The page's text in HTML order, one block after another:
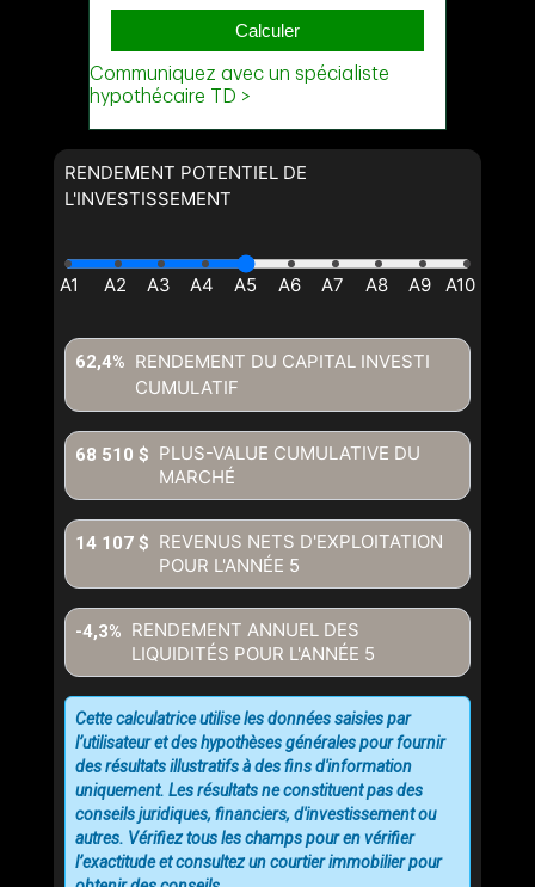
Téléphone
Message
En cliquant sur le bouton « soumettre », vous consentez à nos
communiquer avec vous.
RENDEMENT POTENTIEL DE
L'INVESTISSEMENT
RENDEMENT DU CAPITAL INVESTI
CUMULATIF
62,4%
PLUS-VALUE CUMULATIVE DU
MARCHÉ
68 510 $
REVENUS NETS D'EXPLOITATION
POUR L'ANNÉE 5
14 107 $
RENDEMENT ANNUEL DES
LIQUIDITÉS POUR L'ANNÉE 5
-4,3%
Cette calculatrice utilise les données saisies par
l’utilisateur et des hypothèses générales pour fournir
des résultats illustratifs à des fins d'information
uniquement. Les résultats ne constituent pas des
conseils juridiques, financiers, d'investissement ou
autres. Vérifiez tous les champs pour en vérifier
l’exactitude et consultez un courtier immobilier pour